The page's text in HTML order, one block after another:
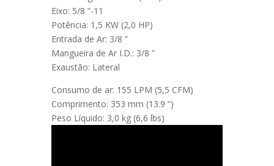
Eixo: 5/8 “-11
Potência: 1,5 KW (2,0 HP)
Entrada de Ar: 3/8 ”
Mangueira de Ar I.D.: 3/8 ”
Exaustão: Lateral
Consumo de ar: 155 LPM (5,5 CFM)
Comprimento: 353 mm (13.9 “)
Peso Líquido: 3,0 kg (6,6 lbs)